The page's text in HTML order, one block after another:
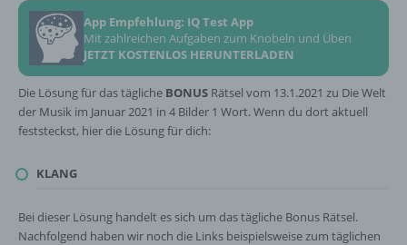
App Empfehlung: IQ Test App
Mit zahlreichen Aufgaben zum Knobeln und Üben
JETZT KOSTENLOS HERUNTERLADEN
Die Lösung für das tägliche BONUS Rätsel vom 13.1.2021 zu Die Welt
der Musik im Januar 2021 in 4 Bilder 1 Wort. Wenn du dort aktuell
feststeckst, hier die Lösung für dich:
KLANG
Bei dieser Lösung handelt es sich um das tägliche Bonus Rätsel.
Nachfolgend haben wir noch die Links beispielsweise zum täglichen